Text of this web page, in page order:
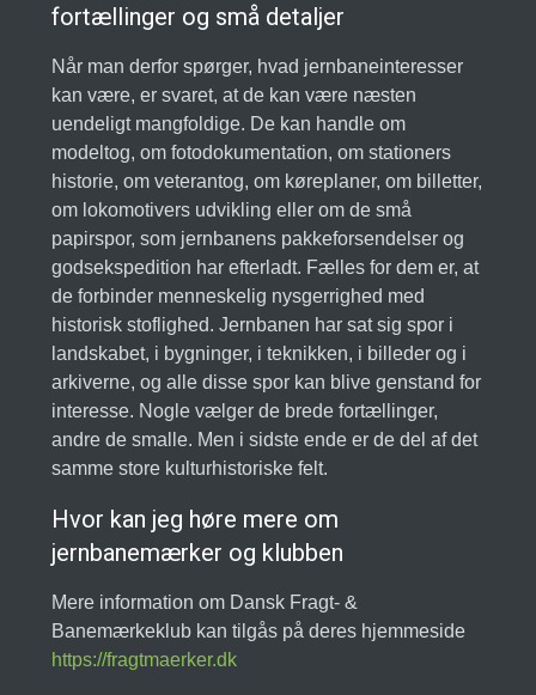
fortællinger og små detaljer
Når man derfor spørger, hvad jernbaneinteresser
kan være, er svaret, at de kan være næsten
uendeligt mangfoldige. De kan handle om
modeltog, om fotodokumentation, om stationers
historie, om veterantog, om køreplaner, om billetter,
om lokomotivers udvikling eller om de små
papirspor, som jernbanens pakkeforsendelser og
godsekspedition har efterladt. Fælles for dem er, at
de forbinder menneskelig nysgerrighed med
historisk stoflighed. Jernbanen har sat sig spor i
landskabet, i bygninger, i teknikken, i billeder og i
arkiverne, og alle disse spor kan blive genstand for
interesse. Nogle vælger de brede fortællinger,
andre de smalle. Men i sidste ende er de del af det
samme store kulturhistoriske felt.
Hvor kan jeg høre mere om
jernbanemærker og klubben
Mere information om Dansk Fragt- &
Banemærkeklub kan tilgås på deres hjemmeside
https://fragtmaerker.dk